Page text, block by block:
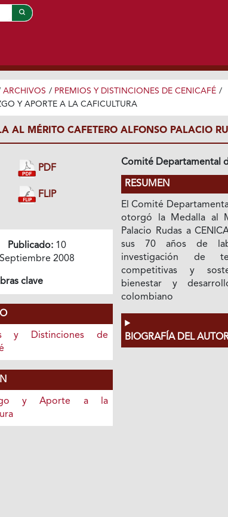
ARCHIVOS / PREMIOS Y DISTINCIONES DE CENICAFÉ /
Y APORTE A LA CAFICULTURA
AL MÉRITO CAFETERO ALFONSO PALACIO
PDF
FLIP
Publicado: 10
Septiembre 2008
clave
y Distinciones de
y Aporte a la
Comité Departamental
RESUMEN
El Comité
otorgó la Medalla al
Palacio Rudas a
sus 70 años de
investigación de
competitivas y
bienestar y
colombiano
BIOGRAFÍA DEL